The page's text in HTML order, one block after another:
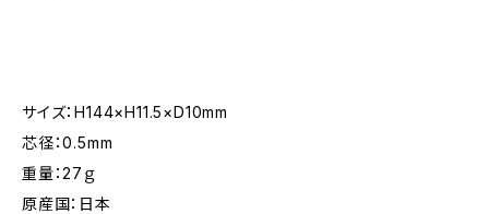
サイズ：H144×H11.5×D10mm
芯径：0.5mm
重量：27ｇ
原産国：日本